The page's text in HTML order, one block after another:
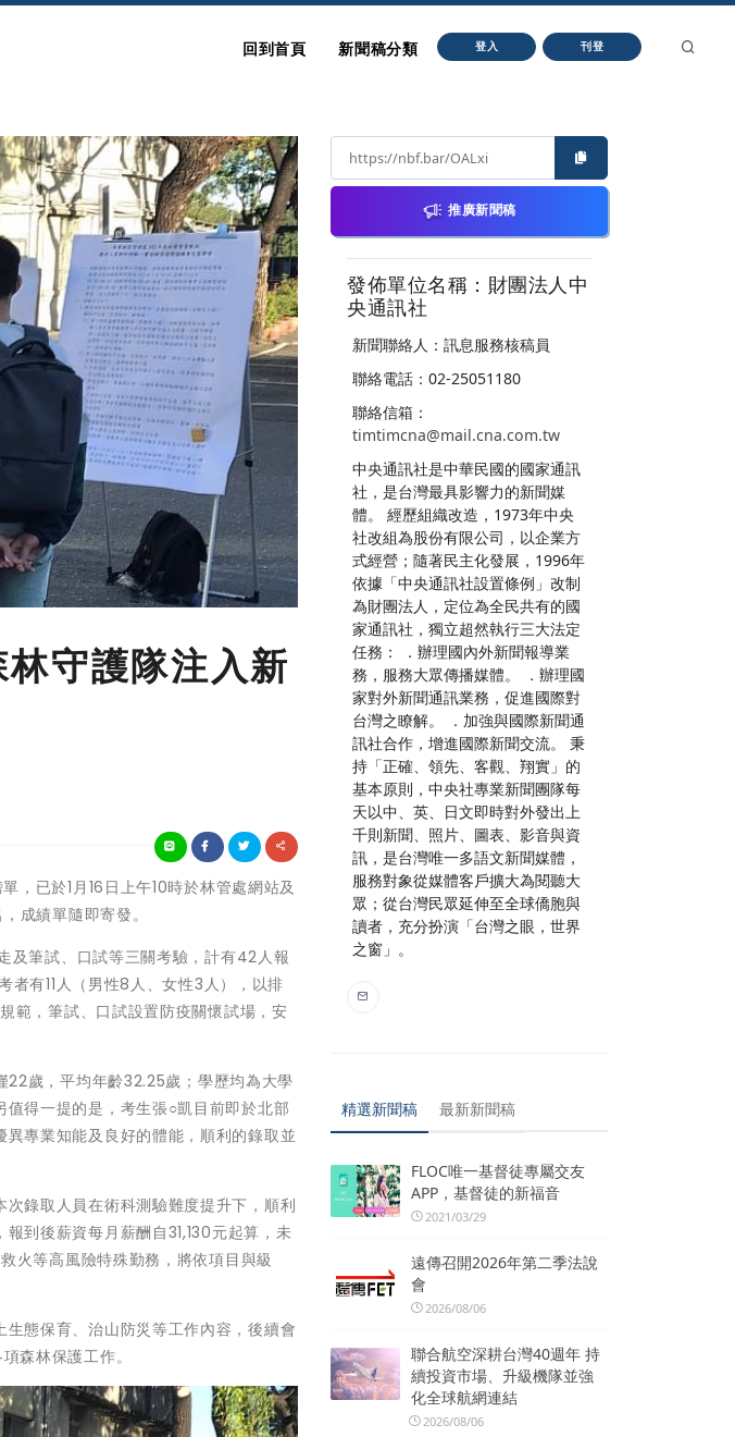
回到首頁 新聞稿分類 登入 刊登
守護隊注入新
，已於1月16日上午10時於林管處網站及
成績單隨即寄發。
及筆試、口試等三關考驗，計有42人報
有11人（男性8人、女性3人），以排
範，筆試、口試設置防疫關懷試場，安
22歲，平均年齡32.25歲；學歷均為大學
得一提的是，考生張○凱目前即於北部
專業知能及良好的體能，順利的錄取並
錄取人員在術科測驗難度提升下，順利
到後薪資每月薪酬自31,130元起算，未
火等高風險特殊勤務，將依項目與級
態保育、治山防災等工作內容，後續會
森林保護工作。
推廣新聞稿
發佈單位名稱：財團法人中
央通訊社
新聞聯絡人：訊息服務核稿員
聯絡電話：02-25051180
聯絡信箱：
timtimcna@mail.cna.com.tw
中央通訊社是中華民國的國家通訊
社，是台灣最具影響力的新聞媒
體。 經歷組織改造，1973年中央
社改組為股份有限公司，以企業方
式經營；隨著民主化發展，1996年
依據「中央通訊社設置條例」改制
為財團法人，定位為全民共有的國
家通訊社，獨立超然執行三大法定
任務： ．辦理國內外新聞報導業
務，服務大眾傳播媒體。 ．辦理國
家對外新聞通訊業務，促進國際對
台灣之瞭解。 ．加強與國際新聞通
訊社合作，增進國際新聞交流。 秉
持「正確、領先、客觀、翔實」的
基本原則，中央社專業新聞團隊每
天以中、英、日文即時對外發出上
千則新聞、照片、圖表、影音與資
訊，是台灣唯一多語文新聞媒體，
服務對象從媒體客戶擴大為閱聽大
眾；從台灣民眾延伸至全球僑胞與
讀者，充分扮演「台灣之眼，世界
之窗」。
精選新聞稿 最新新聞稿
FLOC唯一基督徒專屬交友
APP，基督徒的新福音
2021/03/29
遠傳召開2026年第二季法說
會
2026/08/06
聯合航空深耕台灣40週年 持
續投資市場、升級機隊並強
化全球航網連結
2026/08/06